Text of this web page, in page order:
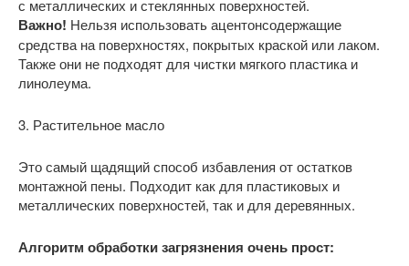
с металлических и стеклянных поверхностей.
Важно! Нельзя использовать ацентонсодержащие
средства на поверхностях, покрытых краской или лаком.
Также они не подходят для чистки мягкого пластика и
линолеума.
3. Растительное масло
Это самый щадящий способ избавления от остатков
монтажной пены. Подходит как для пластиковых и
металлических поверхностей, так и для деревянных.
Алгоритм обработки загрязнения очень прост: